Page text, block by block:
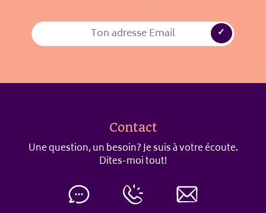
Contact
Une question, un besoin? Je suis à votre écoute.
Dites-moi tout!